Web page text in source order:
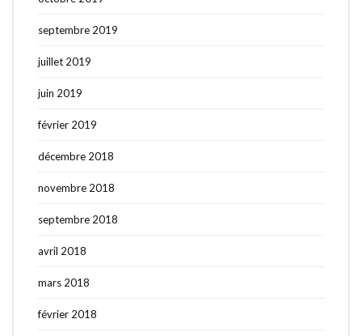
septembre 2019
juillet 2019
juin 2019
février 2019
décembre 2018
novembre 2018
septembre 2018
avril 2018
mars 2018
février 2018